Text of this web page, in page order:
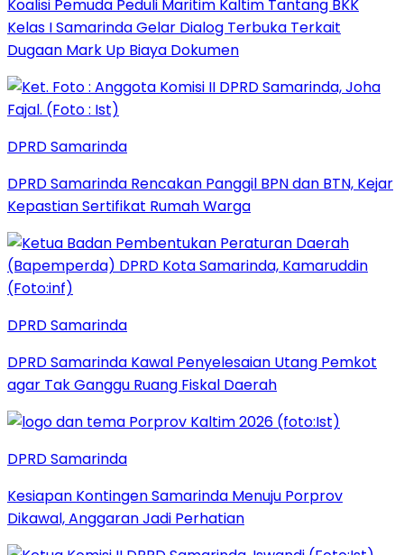
Koalisi Pemuda Peduli Maritim Kaltim Tantang BKK
Kelas I Samarinda Gelar Dialog Terbuka Terkait
Dugaan Mark Up Biaya Dokumen
DPRD Samarinda
DPRD Samarinda Rencakan Panggil BPN dan BTN, Kejar
Kepastian Sertifikat Rumah Warga
DPRD Samarinda
DPRD Samarinda Kawal Penyelesaian Utang Pemkot
agar Tak Ganggu Ruang Fiskal Daerah
DPRD Samarinda
Kesiapan Kontingen Samarinda Menuju Porprov
Dikawal, Anggaran Jadi Perhatian